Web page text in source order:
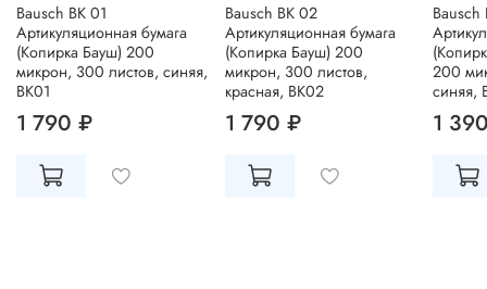
Bausch BK 01
Артикуляционная бумага
(Копирка Бауш) 200
микрон, 300 листов, синяя,
BK01
1 790 ₽
Bausch BK 02
Артикуляционная бумага
(Копирка Бауш) 200
микрон, 300 листов,
красная, BK02
1 790 ₽
Bausch
200
синяя,
1